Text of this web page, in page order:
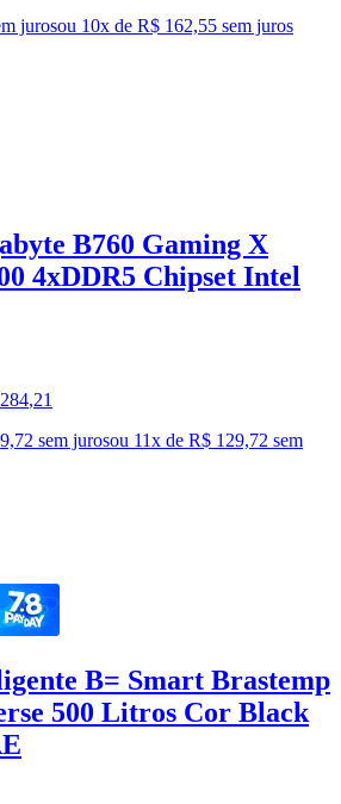
jurosou 10x de R$ 162,55 sem juros
B760 Gaming X
4xDDR5 Chipset Intel
,21
sem jurosou 11x de R$ 129,72 sem
B= Smart Brastemp
500 Litros Cor Black